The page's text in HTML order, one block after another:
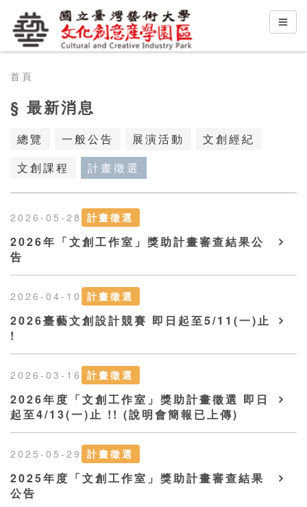
首頁
§ 最新消息
總覽 一般公告 展演活動
文創經紀
文創課程
計畫徵選
2026-05-28 計畫徵選
2026年「文創工作室」獎助計畫審查結果公
告
2026-04-10 計畫徵選
2026臺藝文創設計競賽 即日起至5/11(一)止
!
2026-03-16 計畫徵選
2026年度「文創工作室」獎助計畫徵選 即日
起至4/13(一)止 !! (說明會簡報已上傳)
2025-05-29 計畫徵選
2025年度「文創工作室」獎助計畫審查結果
公告